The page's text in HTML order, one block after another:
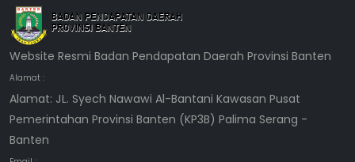
Website Resmi Badan Pendapatan Daerah Provinsi Banten
Alamat :
Alamat: JL. Syech Nawawi Al-Bantani Kawasan Pusat
Pemerintahan Provinsi Banten (KP3B) Palima Serang -
Banten